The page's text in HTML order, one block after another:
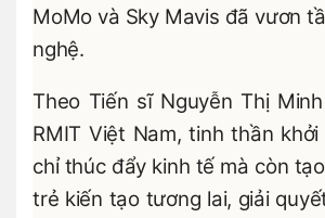
MoMo và Sky Mavis đã vươn
nghệ.
Theo Tiến sĩ Nguyễn Thị
RMIT Việt Nam, tinh thần
chỉ thúc đẩy kinh tế mà còn
trẻ kiến tạo tương lai, giải